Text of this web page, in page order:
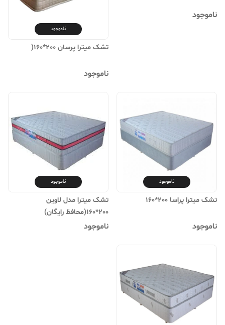
ناموجود
ناموجود
تشک میترا پرسان 200*160(
ناموجود
ناموجود
تشک میترا پراسا 200*160
ناموجود
ناموجود
تشک میترا مدل لاوین
200*160(محافظ رایگان)
ناموجود